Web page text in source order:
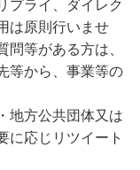
は原則行いませ
等がある方は、
等から、事業等の
地方公共団体又は
に応じリツイート